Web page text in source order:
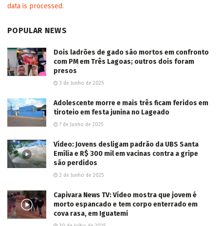
data is processed.
POPULAR NEWS
Dois ladrões de gado são mortos em confronto
com PM em Três Lagoas; outros dois foram
presos
3 de Junho de 2025
Adolescente morre e mais três ficam feridos em
tiroteio em festa junina no Lageado
7 de Junho de 2025
Vídeo: Jovens desligam padrão da UBS Santa
Emília e R$ 300 mil em vacinas contra a gripe
são perdidos
2 de Junho de 2025
Capivara News TV: Vídeo mostra que jovem é
morto espancado e tem corpo enterrado em
cova rasa, em Iguatemi